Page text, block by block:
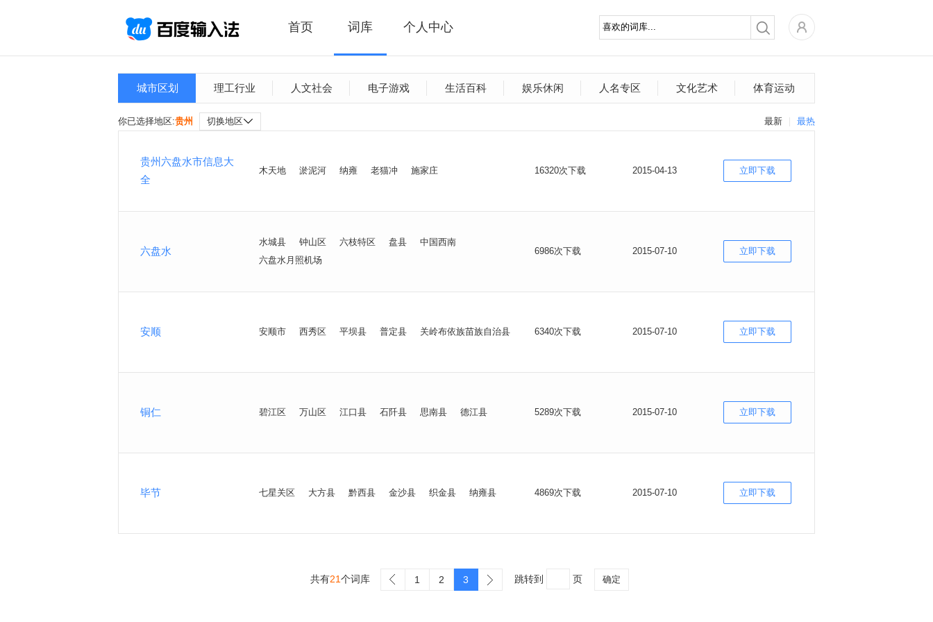
首页 词库 个人中心
城市区划 理工行业 人文社会 电子游戏 生活百科 娱乐休闲 人名专区 文化艺术 体育运动
最热
最新
你已选择地区:贵州 切换地区
贵州六盘水市信息大
全
木天地 淤泥河 纳雍 老猫冲 施家庄 16320次下载 2015-04-13 立即下载
六盘水
水城县 钟山区 六枝特区 盘县
中国西南
六盘水月照机场
6986次下载 2015-07-10 立即下载
安顺 安顺市 西秀区 平坝县 普定县 关岭布依族苗族自治县 6340次下载 2015-07-10 立即下载
铜仁 碧江区 万山区 江口县 石阡县 思南县 德江县 5289次下载 2015-07-10 立即下载
毕节 七星关区 大方县 黔西县 金沙县 织金县 纳雍县 4869次下载 2015-07-10 立即下载
共有21个词库 1 2 3 跳转到 页 确定